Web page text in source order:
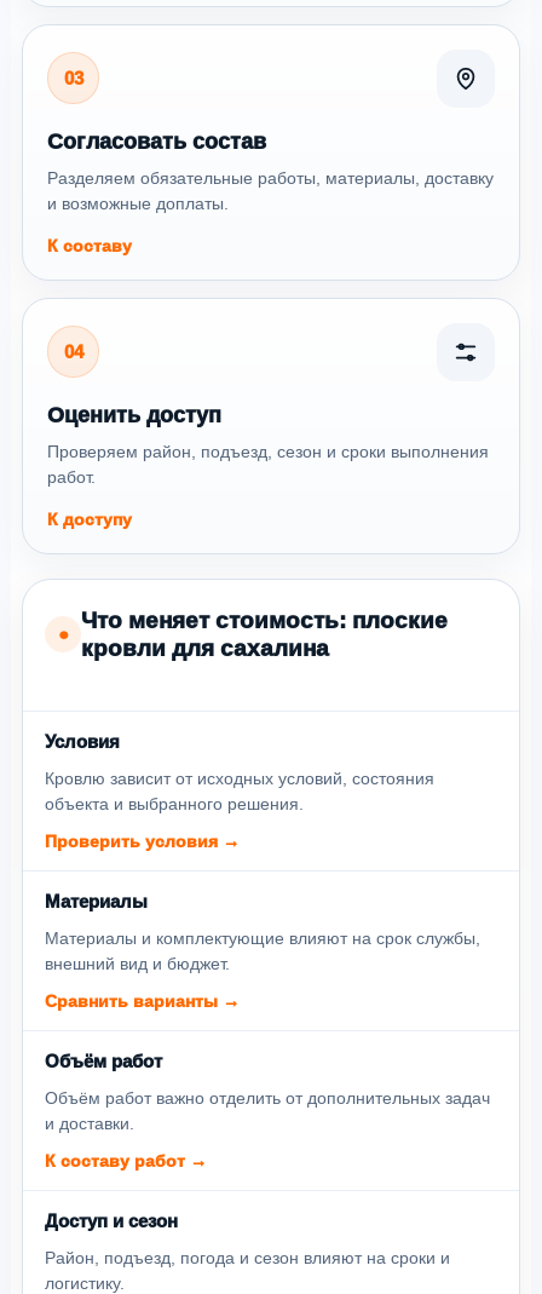
03
Согласовать состав
Разделяем обязательные работы, материалы, доставку
и возможные доплаты.
К составу
04
Оценить доступ
Проверяем район, подъезд, сезон и сроки выполнения
работ.
К доступу
●
Что меняет стоимость: плоские
кровли для сахалина
Условия
Кровлю зависит от исходных условий, состояния
объекта и выбранного решения.
Проверить условия →
Материалы
Материалы и комплектующие влияют на срок службы,
внешний вид и бюджет.
Сравнить варианты →
Объём работ
Объём работ важно отделить от дополнительных задач
и доставки.
К составу работ →
Доступ и сезон
Район, подъезд, погода и сезон влияют на сроки и
логистику.